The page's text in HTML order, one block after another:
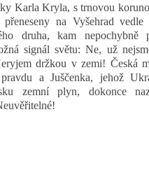
Karla Kryla, s trnovou
na Vyšehrad vedle
druha, kam nepochybně
signál světu: Ne, už
držkou v zemi! Česká
a Juščenka, jehož
zemní plyn, dokonce